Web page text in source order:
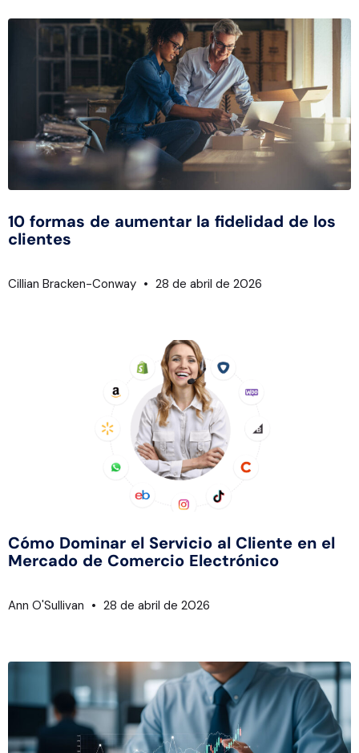
10 formas de aumentar la fidelidad de los
clientes
Cillian Bracken-Conway 28 de abril de 2026
Cómo Dominar el Servicio al Cliente en el
Mercado de Comercio Electrónico
Ann O'Sullivan 28 de abril de 2026